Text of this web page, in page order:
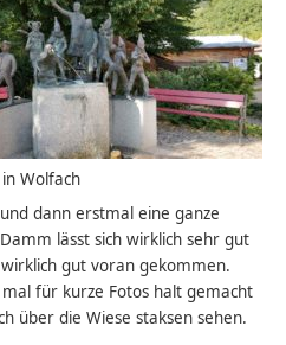
Wolfach
dann erstmal eine ganze
lässt sich wirklich sehr gut
gut voran gekommen.
für kurze Fotos halt gemacht
über die Wiese staksen sehen.